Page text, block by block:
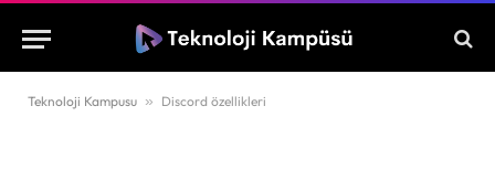
Teknoloji Kampusu » Discord özellikleri